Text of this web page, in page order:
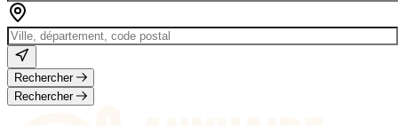
Rechercher
Rechercher